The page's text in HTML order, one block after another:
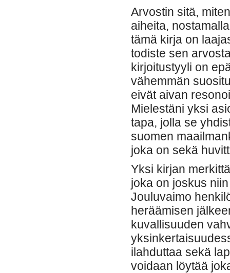
Arvostin sitä,
aiheita,
tämä kirja on
todiste sen
kirjoitustyyli on
vähemmän
eivät aivan
Mielestäni yksi
tapa, jolla se
suomen
joka on sekä
Yksi kirjan
joka on joskus
Jouluvaimo
heräämisen
kuvallisuuden
ilahduttaa sekä
voidaan löytää